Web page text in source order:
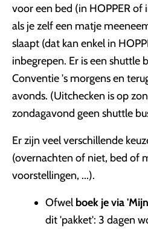
voor een bed (in HOPPER
als je zelf een matje
slaapt (dat kan enkel in
inbegrepen. Er is een shuttle
Conventie 's morgens en
avonds. (Uitchecken is op
zondagavond geen shuttle
Er zijn veel verschillende
(overnachten of niet, bed of
voorstellingen, ...).
Ofwel boek je via
dit 'pakket': 3 dagen